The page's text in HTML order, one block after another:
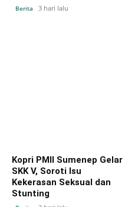
Berita 3 hari lalu
Kopri PMII Sumenep Gelar
SKK V, Soroti Isu
Kekerasan Seksual dan
Stunting